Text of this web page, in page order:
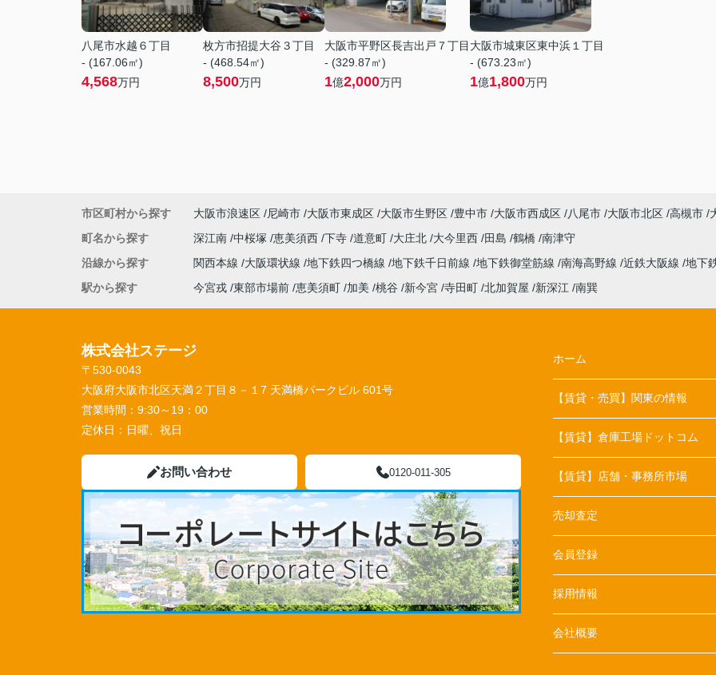
八尾市水越６丁目
- (167.06㎡)
4,568万円
枚方市招提大谷３丁目
- (468.54㎡)
8,500万円
大阪市平野区長吉出戸７丁目
- (329.87㎡)
1億2,000万円
大阪市城東区東中浜１丁目
- (673.23㎡)
1億1,800万円
市区町村から探す 大阪市浪速区 尼崎市 大阪市東成区 大阪市生野区 豊中市 大阪市西成区 八尾市 大阪市北区 高槻市
町名から探す
深江南 中桜塚 恵美須西 下寺 道意町 大庄北 大今里西 田島 鶴橋 南津守
沿線から探す
関西本線 大阪環状線 地下鉄四つ橋線 地下鉄千日前線 地下鉄御堂筋線 南海高野線 近鉄大阪線 地下
駅から探す
今宮戎 東部市場前 恵美須町 加美 桃谷 新今宮 寺田町 北加賀屋 新深江 南巽
株式会社ステージ
〒530-0043
大阪府大阪市北区天満２丁目８－１7 天満橋パークビル 601号
営業時間： 9:30～19：00
定休日： 日曜、祝日
お問い合わせ 0120-011-305
ホーム
【賃貸・売買】関東の情報
【賃貸】倉庫工場ドットコム
【賃貸】店舗・事務所市場
売却査定
会員登録
採用情報
会社概要